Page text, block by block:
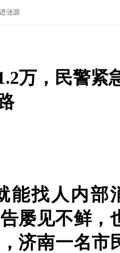
涟源
万，民警紧
能找人内部
屡见不鲜，
济南一名市